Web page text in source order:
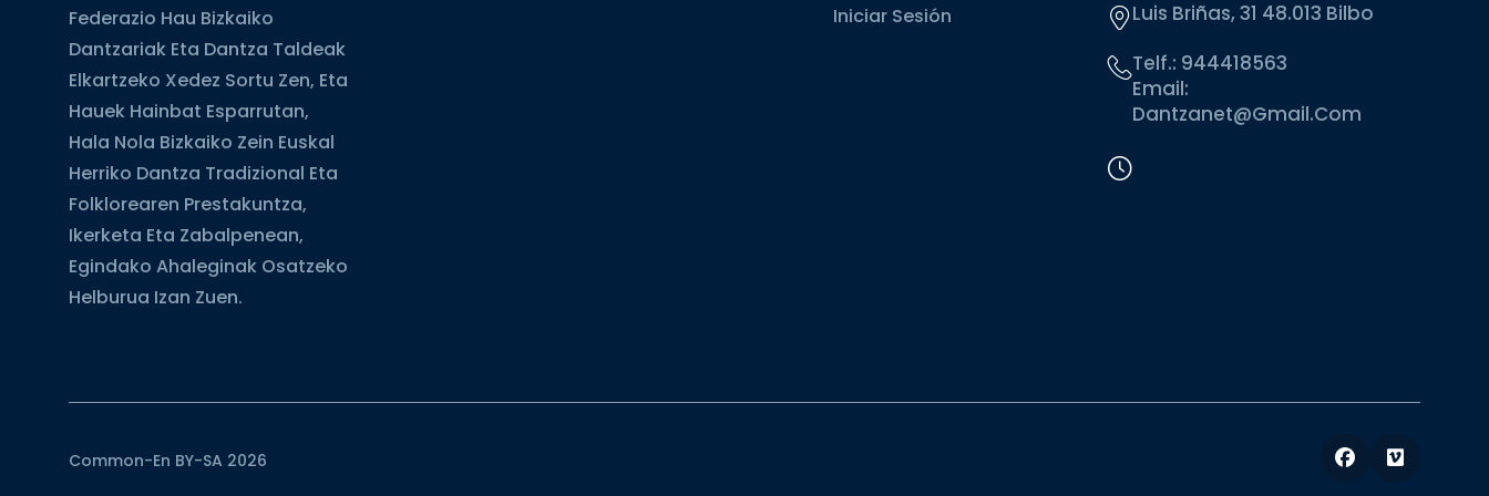
Federazio Hau Bizkaiko
Dantzariak Eta Dantza Taldeak
Elkartzeko Xedez Sortu Zen, Eta
Hauek Hainbat Esparrutan,
Hala Nola Bizkaiko Zein Euskal
Herriko Dantza Tradizional Eta
Folklorearen Prestakuntza,
Ikerketa Eta Zabalpenean,
Egindako Ahaleginak Osatzeko
Helburua Izan Zuen.
Iniciar Sesión
Luis Briñas, 31 48.013 Bilbo
Telf.: 944418563
Email:
Dantzanet@gmail.com
Common-En BY-SA 2026 Facebook
Vimeo